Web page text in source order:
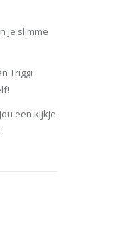
je slimme
Triggi
een kijkje